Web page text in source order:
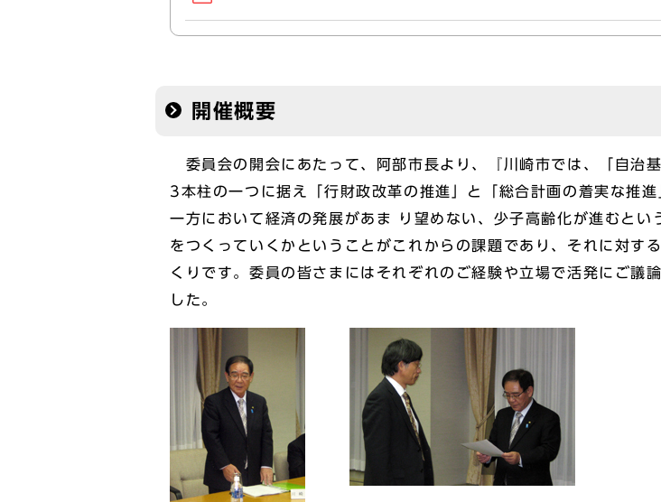
開催概要
委員会の開会にあたって、阿部市長より、『川崎市では、「自治
3本柱の一つに据え「行財政改革の推進」と「総合計画の着実な推
一方において経済の発展があま り望めない、少子高齢化が進むと
をつくっていくかということがこれからの課題であり、それに対す
くりです。委員の皆さまにはそれぞれのご経験や立場で活発にご議
した。